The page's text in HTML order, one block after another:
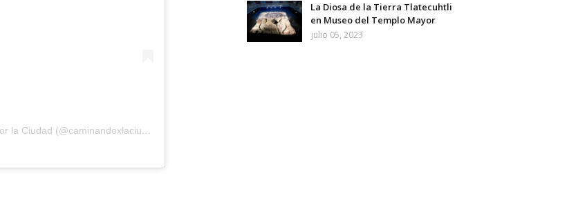
Una publicación compartida de Caminando por la Ciudad (@caminandoxlaciudad)
La Diosa de la Tierra Tlatecuhtli
en Museo del Templo Mayor
julio 05, 2023